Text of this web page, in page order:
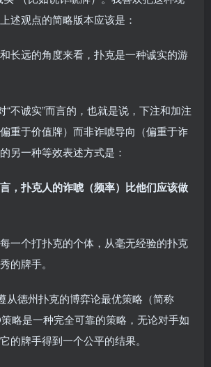
述观点的简略版本应该是：
长远的角度来看，扑克是一种诚实的游
“不诚实”而言的，也就是说，下注和加注
重于价值牌）而非诈唬导向（偏重于诈
另一种等效表述方式是：
，扑克人的诈唬（频率）比他们应该做
一个打扑克的个体，从毫无经验的扑克
的牌手。
从德州扑克的博弈论最优策略（简称
略是一种完全可靠的策略，无论对手如
的牌手得到一个公平的结果。